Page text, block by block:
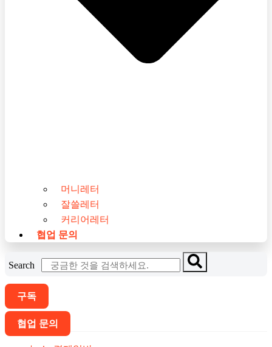
머니레터
잘쓸레터
커리어레터
협업 문의
Search
구독
협업 문의